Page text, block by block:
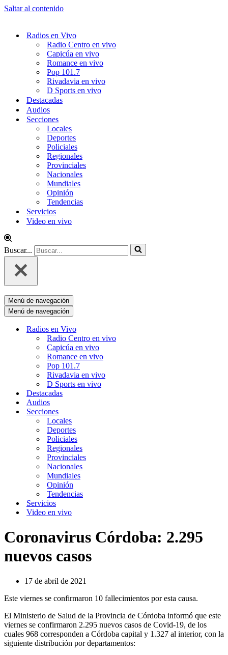
Saltar al contenido
Radios en Vivo
Radio Centro en vivo
Capicúa en vivo
Romance en vivo
Pop 101.7
Rivadavia en vivo
D Sports en vivo
Destacadas
Audios
Secciones
Locales
Deportes
Policiales
Regionales
Provinciales
Nacionales
Mundiales
Opinión
Tendencias
Servicios
Video en vivo
Buscar...
Menú de navegación
Menú de navegación
Radios en Vivo
Radio Centro en vivo
Capicúa en vivo
Romance en vivo
Pop 101.7
Rivadavia en vivo
D Sports en vivo
Destacadas
Audios
Secciones
Locales
Deportes
Policiales
Regionales
Provinciales
Nacionales
Mundiales
Opinión
Tendencias
Servicios
Video en vivo
Coronavirus Córdoba: 2.295
nuevos casos
17 de abril de 2021
Este viernes se confirmaron 10 fallecimientos por esta causa.
El Ministerio de Salud de la Provincia de Córdoba informó que este
viernes se confirmaron 2.295 nuevos casos de Covid-19, de los
cuales 968 corresponden a Córdoba capital y 1.327 al interior, con la
siguiente distribución por departamentos: